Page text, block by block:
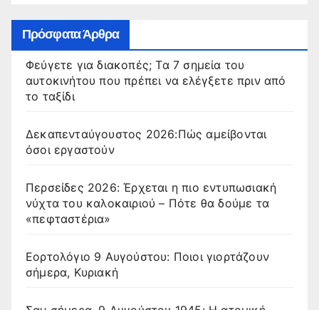
Πρόσφατα Άρθρα
Φεύγετε για διακοπές; Τα 7 σημεία του
αυτοκινήτου που πρέπει να ελέγξετε πριν από
το ταξίδι
Δεκαπενταύγουστος 2026:Πώς αμείβονται
όσοι εργαστούν
Περσείδες 2026: Έρχεται η πιο εντυπωσιακή
νύχτα του καλοκαιριού – Πότε θα δούμε τα
«πεφταστέρια»
Εορτολόγιο 9 Αυγούστου: Ποιοι γιορτάζουν
σήμερα, Κυριακή